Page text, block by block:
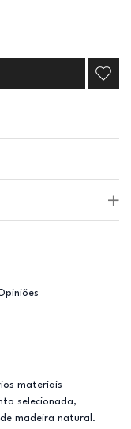
materiais
selecionada,
madeira natural.